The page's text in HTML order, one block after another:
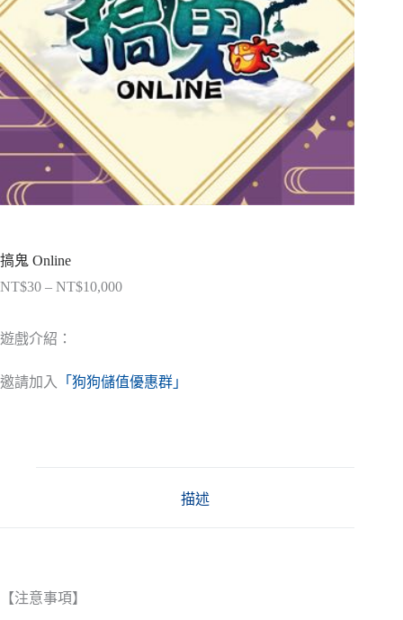
搞鬼 Online
NT$30 – NT$10,000價
NT$30
到
遊戲介紹：
邀請加入 「狗狗儲值優惠群」
描述
【注意事項】